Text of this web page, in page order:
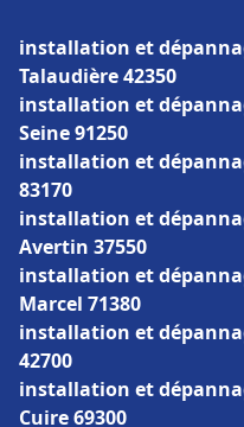
installation et
Talaudière 42350
installation et
Seine 91250
installation et
83170
installation et
Avertin 37550
installation et
Marcel 71380
installation et
42700
installation et
Cuire 69300